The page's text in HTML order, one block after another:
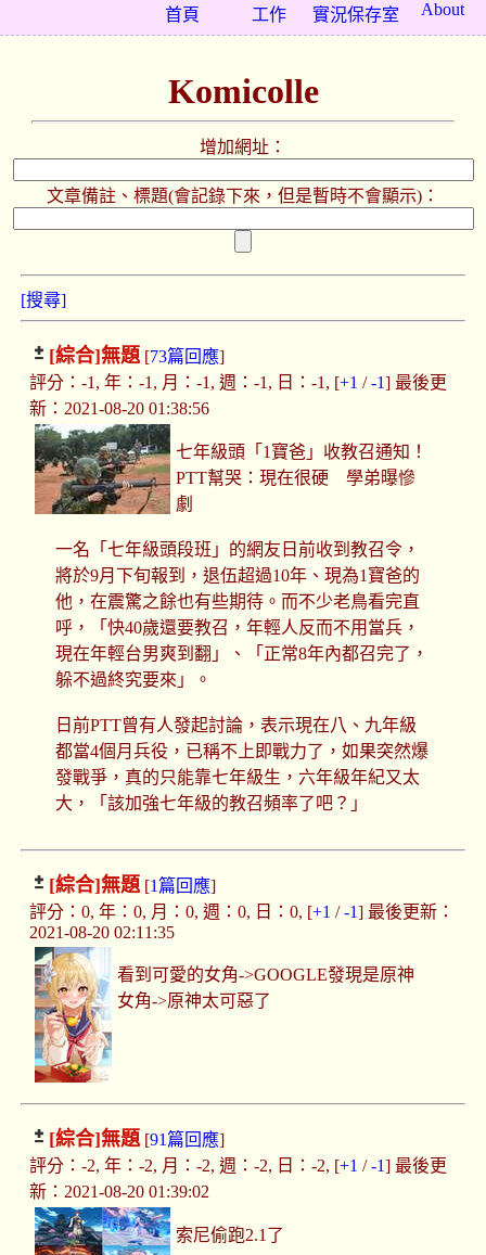
About
實況保存室
工作
首頁
Komicolle
增加網址：
文章備註、標題(會記錄下來，但是暫時不會顯示)：
[搜尋]
[綜合]無題[73篇回應]
評分：-1, 年：-1, 月：-1, 週：-1, 日：-1, [+1 /-1] 最後更
新：2021-08-20 01:38:56
七年級頭「1寶爸」收教召通知！
PTT幫哭：現在很硬 學弟曝慘
劇
一名「七年級頭段班」的網友日前收到教召令，
將於9月下旬報到，退伍超過10年、現為1寶爸的
他，在震驚之餘也有些期待。而不少老鳥看完直
呼，「快40歲還要教召，年輕人反而不用當兵，
現在年輕台男爽到翻」、「正常8年內都召完了，
躲不過終究要來」。
日前PTT曾有人發起討論，表示現在八、九年級
都當4個月兵役，已稱不上即戰力了，如果突然爆
發戰爭，真的只能靠七年級生，六年級年紀又太
大，「該加強七年級的教召頻率了吧？」
[綜合]無題[1篇回應]
評分：0, 年：0, 月：0, 週：0, 日：0, [+1 /-1] 最後更新：
2021-08-20 02:11:35
看到可愛的女角->GOOGLE發現是原神
女角->原神太可惡了
[綜合]無題[91篇回應]
評分：-2, 年：-2, 月：-2, 週：-2, 日：-2, [+1 /-1] 最後更
新：2021-08-20 01:39:02
索尼偷跑2.1了